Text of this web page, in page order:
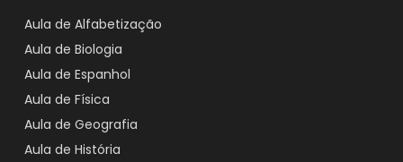
Aula de Alfabetização
Aula de Biologia
Aula de Espanhol
Aula de Física
Aula de Geografia
Aula de História